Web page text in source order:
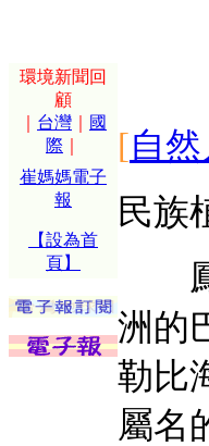
環境新聞回
顧
台灣
國
際
崔媽媽電子
報
【設為首
頁】
[自
民族
洲的
勒比
屬名